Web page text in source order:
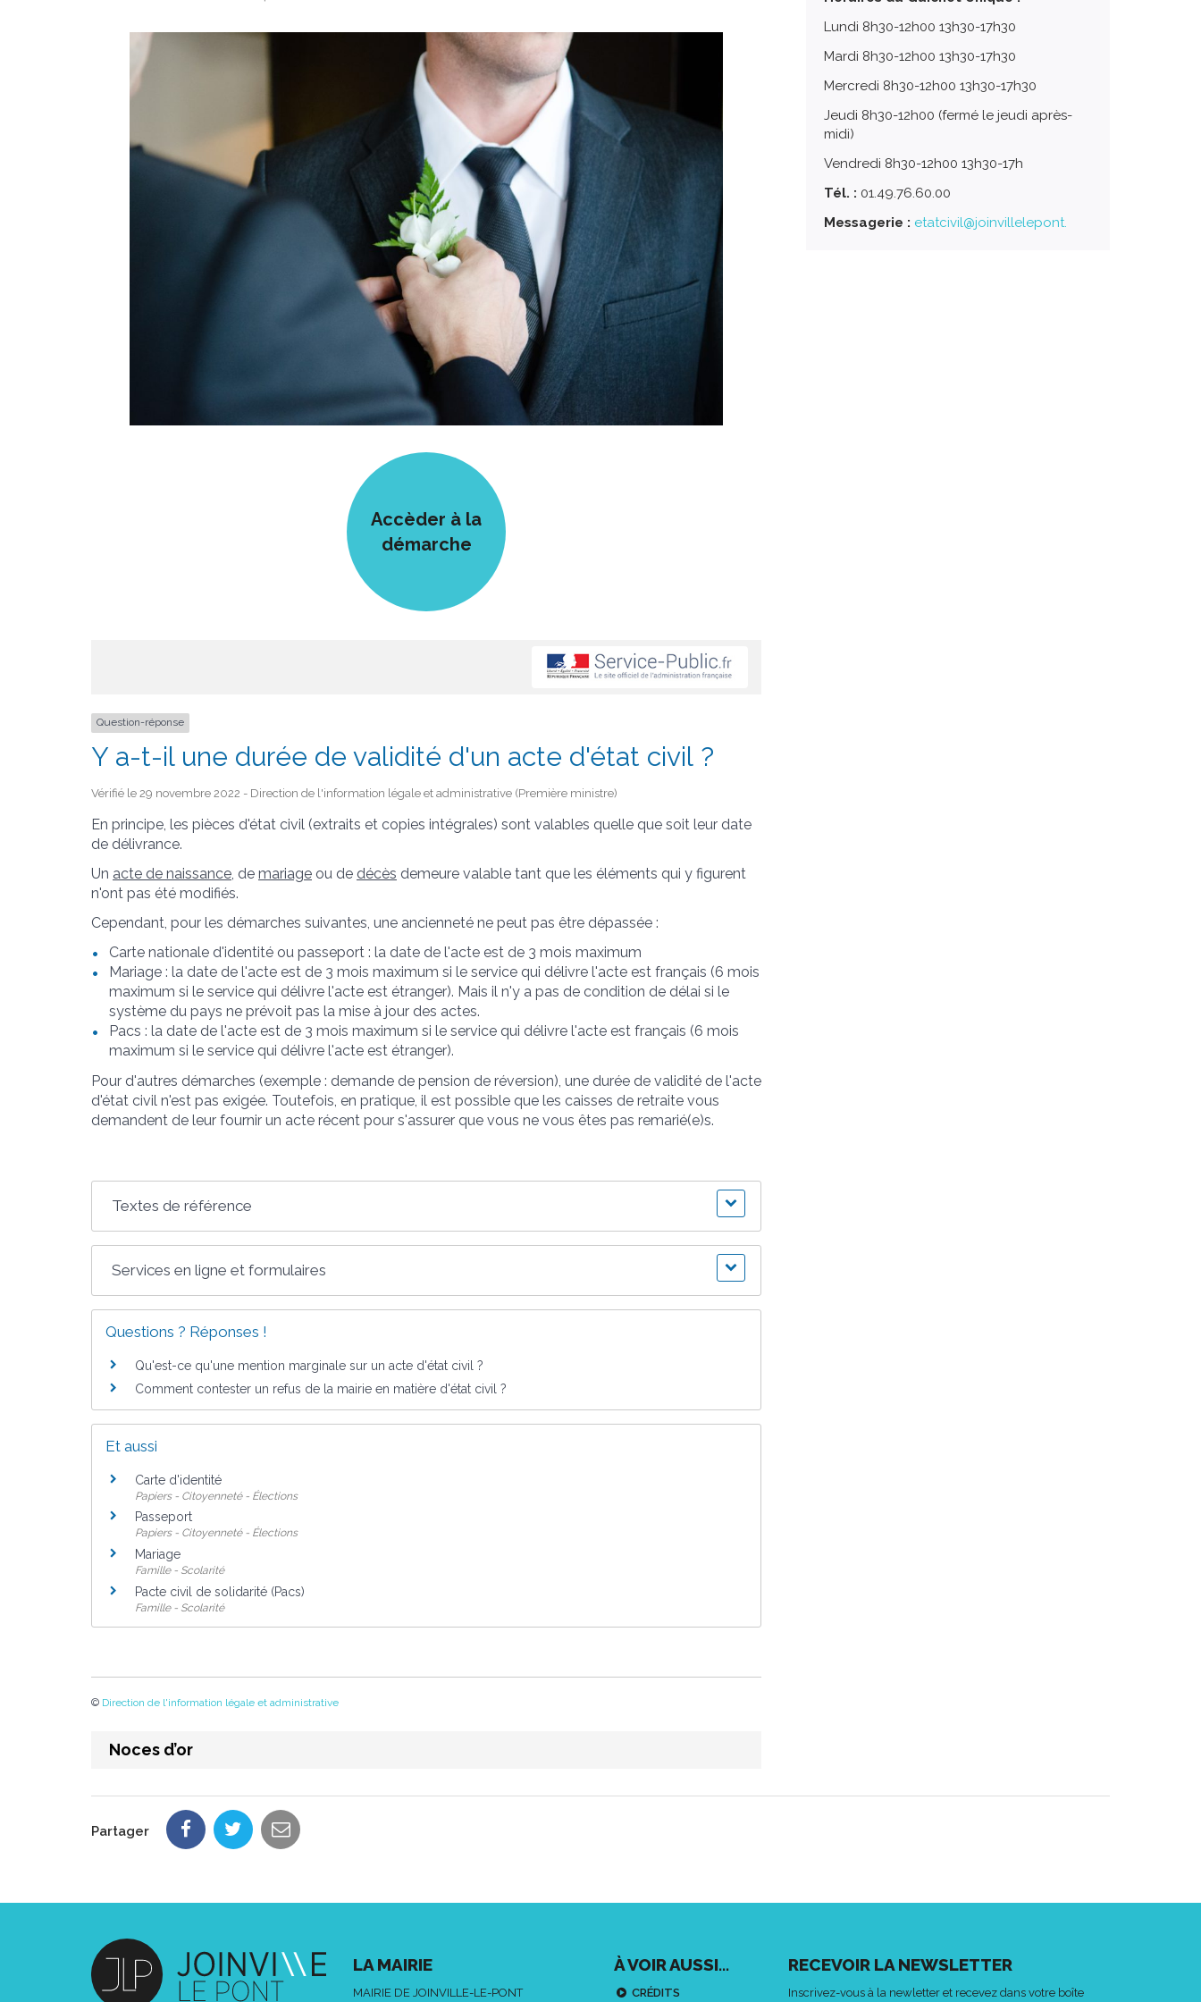
Accèder à la
démarche
Question-réponse
Y a-t-il une durée de validité d'un acte d'état civil ?
Vérifié le 29 novembre 2022 - Direction de l'information légale et administrative (Première ministre)
En principe, les pièces d'état civil (extraits et copies intégrales) sont valables quelle que soit leur date
de délivrance.
Un acte de naissance, de mariage ou de décès demeure valable tant que les éléments qui y figurent
n'ont pas été modifiés.
Cependant, pour les démarches suivantes, une ancienneté ne peut pas être dépassée :
Carte nationale d'identité ou passeport : la date de l'acte est de 3 mois maximum
Mariage : la date de l'acte est de 3 mois maximum si le service qui délivre l'acte est français (6 mois
maximum si le service qui délivre l'acte est étranger). Mais il n'y a pas de condition de délai si le
système du pays ne prévoit pas la mise à jour des actes.
Pacs : la date de l'acte est de 3 mois maximum si le service qui délivre l'acte est français (6 mois
maximum si le service qui délivre l'acte est étranger).
Pour d'autres démarches (exemple : demande de pension de réversion), une durée de validité de l'acte
d'état civil n'est pas exigée. Toutefois, en pratique, il est possible que les caisses de retraite vous
demandent de leur fournir un acte récent pour s'assurer que vous ne vous êtes pas remarié(e)s.
Textes de référence
Services en ligne et formulaires
Questions ? Réponses !
Qu'est-ce qu'une mention marginale sur un acte d'état civil ?
Comment contester un refus de la mairie en matière d'état civil ?
Et aussi
Carte d'identité
Papiers - Citoyenneté - Élections
Passeport
Papiers - Citoyenneté - Élections
Mariage
Famille - Scolarité
Pacte civil de solidarité (Pacs)
Famille - Scolarité
© Direction de l'information légale et administrative
Noces d’or
Lundi 8h30-12h00 13h30-17h30
Mardi 8h30-12h00 13h30-17h30
Mercredi 8h30-12h00 13h30-17h30
Jeudi 8h30-12h00 (fermé le jeudi après-
midi)
Vendredi 8h30-12h00 13h30-17h
Tél. : 01.49.76.60.00
Messagerie : etatcivil@joinvillelepont.
Partager
LA MAIRIE
MAIRIE DE JOINVILLE-LE-PONT
À VOIR AUSSI...
CRÉDITS
RECEVOIR LA NEWSLETTER
Inscrivez-vous à la newletter et recevez dans votre boîte